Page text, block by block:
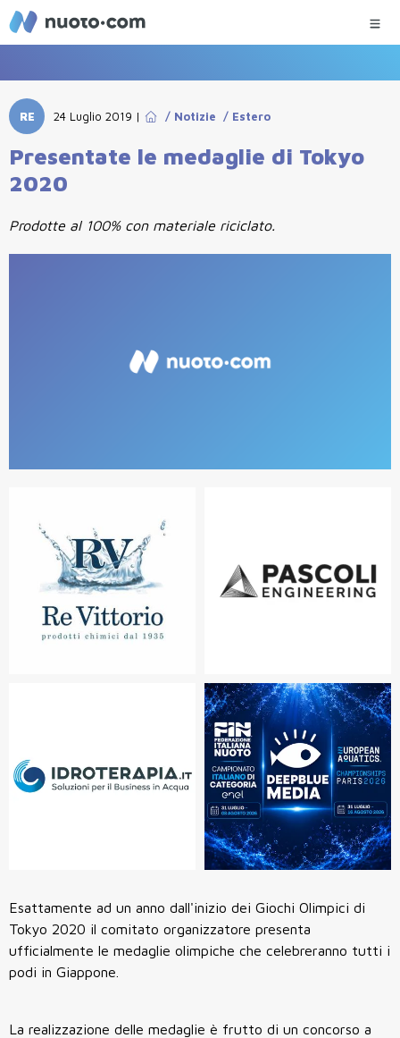
RE 24 Luglio 2019 | / Notizie / Estero
Presentate le medaglie di Tokyo
2020
Prodotte al 100% con materiale riciclato.
Esattamente ad un anno dall'inizio dei Giochi Olimpici di
Tokyo 2020 il comitato organizzatore presenta
ufficialmente le medaglie olimpiche che celebreranno tutti i
podi in Giappone.
La realizzazione delle medaglie è frutto di un concorso a